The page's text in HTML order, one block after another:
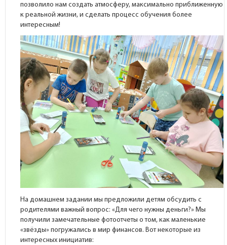
позволило нам создать атмосферу, максимально приближенную
к реальной жизни, и сделать процесс обучения более
интересным!
На домашнем задании мы предложили детям обсудить с
родителями важный вопрос: «Для чего нужны деньги?» Мы
получили замечательные фотоотчеты о том, как маленькие
«звёзды» погружались в мир финансов. Вот некоторые из
интересных инициатив: